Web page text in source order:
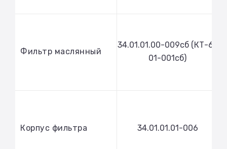
Фильтр маслянный
34.01.01.00-009сб (КТ-6-
01-001сб)
Корпус фильтра 34.01.01.01-006